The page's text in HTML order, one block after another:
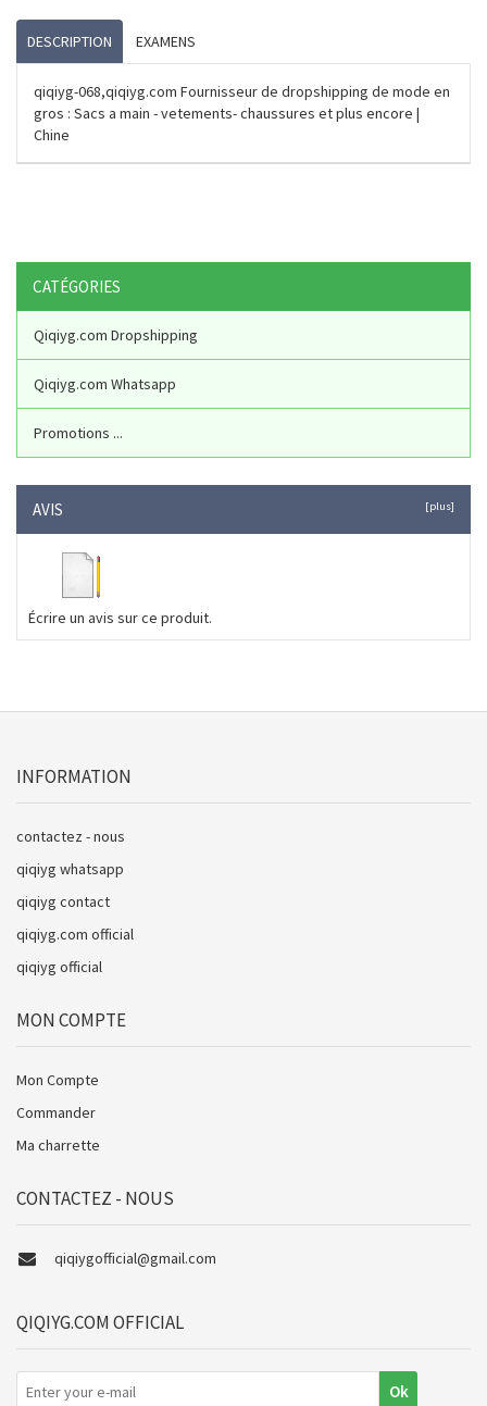
DESCRIPTION EXAMENS
qiqiyg-068,qiqiyg.com Fournisseur de dropshipping de mode en
gros : Sacs a main - vetements- chaussures et plus encore |
Chine
CATÉGORIES
Qiqiyg.com Dropshipping
Qiqiyg.com Whatsapp
Promotions ...
AVIS [plus]
Écrire un avis sur ce produit.
INFORMATION
contactez - nous
qiqiyg whatsapp
qiqiyg contact
qiqiyg.com official
qiqiyg official
MON COMPTE
Mon Compte
Commander
Ma charrette
CONTACTEZ - NOUS
qiqiygofficial@gmail.com
QIQIYG.COM OFFICIAL